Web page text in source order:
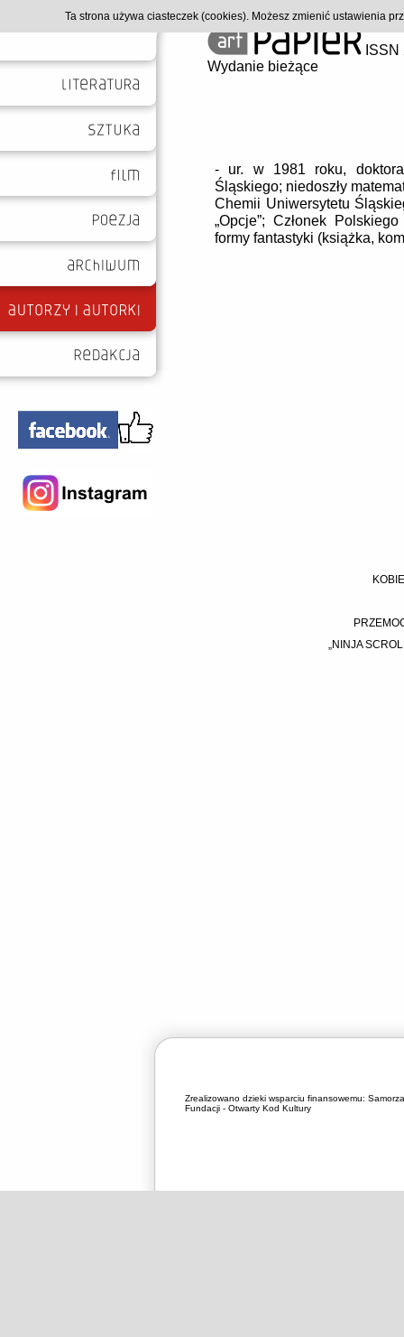
Wydanie bieżące
- ur. w 1981 roku,
Śląskiego; niedoszły
Chemii Uniwersytetu
„Opcje”; Członek
formy fantastyki (książka,
„NINJA
Zrealizowano dzieki wsparciu finansowemu:
Fundacji - Otwarty Kod Kultury
Ta strona używa ciasteczek (cookies). Możesz zmienić ustawienia